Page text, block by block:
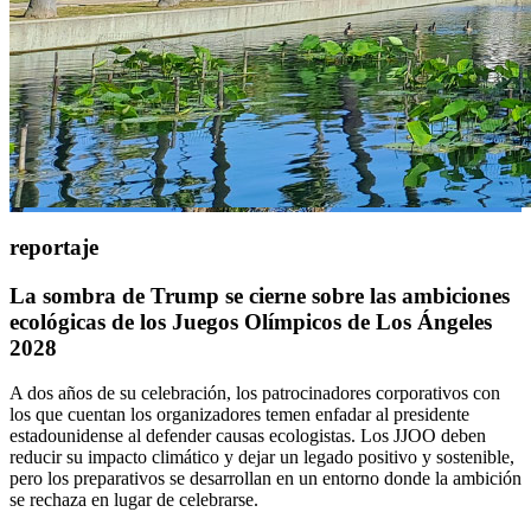
reportaje
La sombra de Trump se cierne sobre las ambiciones
ecológicas de los Juegos Olímpicos de Los Ángeles
2028
A dos años de su celebración, los patrocinadores corporativos con
los que cuentan los organizadores temen enfadar al presidente
estadounidense al defender causas ecologistas. Los JJOO deben
reducir su impacto climático y dejar un legado positivo y sostenible,
pero los preparativos se desarrollan en un entorno donde la ambición
se rechaza en lugar de celebrarse.